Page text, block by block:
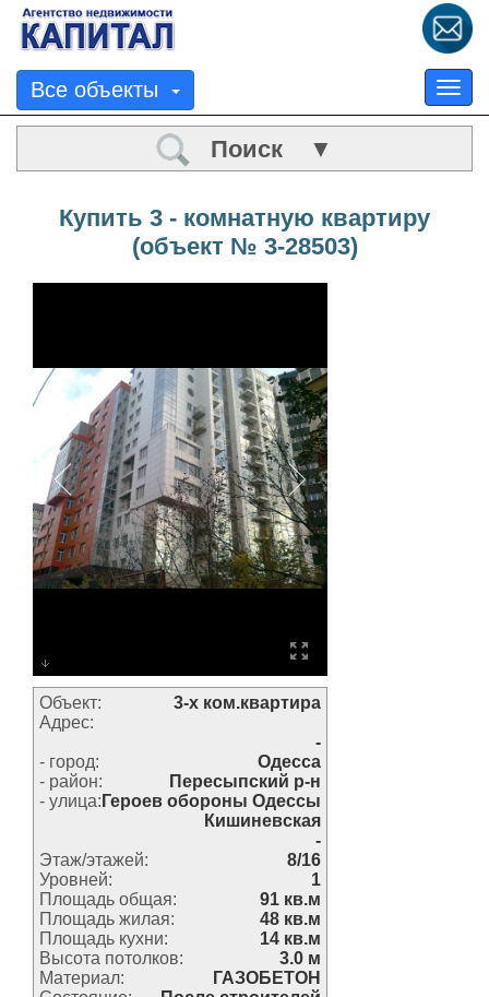
Все объекты
Поиск ▼
Купить 3 - комнатную квартиру
(объект № 3-28503)
Объект:
3-х ком.квартира
Адрес:
-
- город:
Одесса
- район:
Пересыпский р-н
- улица: Героев обороны Одессы
Кишиневская
-
Этаж/этажей:
8/16
Уровней:
1
Площадь общая:
91 кв.м
Площадь жилая:
48 кв.м
Площадь кухни:
14 кв.м
Высота потолков:
3.0 м
Материал:
ГАЗОБЕТОН